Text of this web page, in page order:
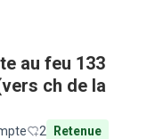
au feu 133
ch de la
2 Retenue